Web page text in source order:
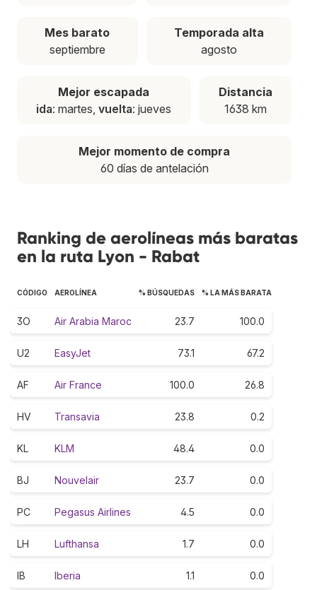
Mes barato
septiembre
Temporada alta
agosto
Mejor escapada
ida: martes,vuelta: jueves
Distancia
1638 km
Mejor momento de compra
60 días de antelación
Ranking de aerolíneas más baratas
en la ruta Lyon - Rabat
CÓDIGO AEROLÍNEA % BÚSQUEDAS % LA MÁS BARATA
3O Air Arabia Maroc 23.7 100.0
U2 EasyJet 73.1 67.2
AF Air France 100.0 26.8
HV Transavia 23.8 0.2
KL KLM 48.4 0.0
BJ Nouvelair 23.7 0.0
PC Pegasus Airlines 4.5 0.0
LH Lufthansa 1.7 0.0
IB Iberia 1.1 0.0